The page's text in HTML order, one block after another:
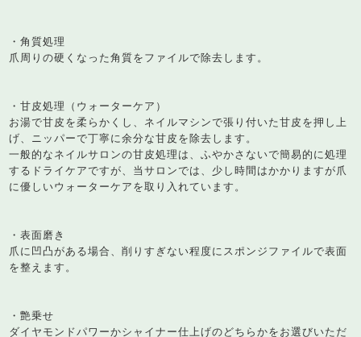
・角質処理
爪周りの硬くなった角質をファイルで除去します。
・甘皮処理（ウォーターケア）
お湯で甘皮を柔らかくし、ネイルマシンで張り付いた甘皮を押し上
げ、ニッパーで丁寧に余分な甘皮を除去します。
一般的なネイルサロンの甘皮処理は、ふやかさないで簡易的に処理
するドライケアですが、当サロンでは、少し時間はかかりますが爪
に優しいウォーターケアを取り入れています。
・表面磨き
爪に凹凸がある場合、削りすぎない程度にスポンジファイルで表面
を整えます。
・艶乗せ
ダイヤモンドパワーかシャイナー仕上げのどちらかをお選びいただ